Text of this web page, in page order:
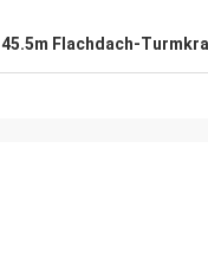
45.5m Flachdach-